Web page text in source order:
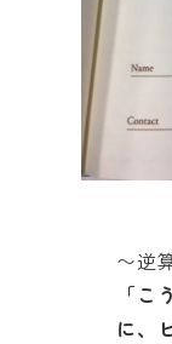
〜逆
「
に、